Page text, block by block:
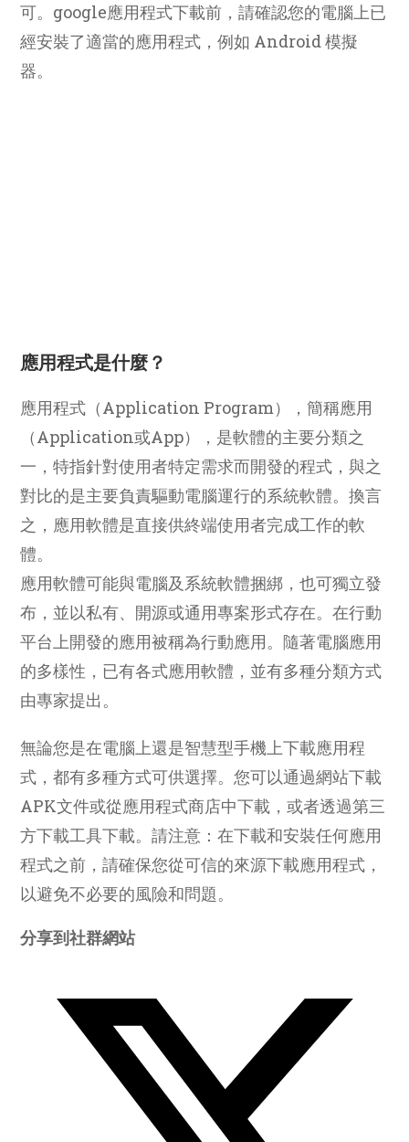
可。google應用程式下載前，請確認您的電腦上已
經安裝了適當的應用程式，例如 Android 模擬
器。
應用程式是什麼？
應用程式（Application Program），簡稱應用
（Application或App），是軟體的主要分類之
一，特指針對使用者特定需求而開發的程式，與之
對比的是主要負責驅動電腦運行的系統軟體。換言
之，應用軟體是直接供終端使用者完成工作的軟
體。
應用軟體可能與電腦及系統軟體捆綁，也可獨立發
布，並以私有、開源或通用專案形式存在。在行動
平台上開發的應用被稱為行動應用。隨著電腦應用
的多樣性，已有各式應用軟體，並有多種分類方式
由專家提出。
無論您是在電腦上還是智慧型手機上下載應用程
式，都有多種方式可供選擇。您可以通過網站下載
APK文件或從應用程式商店中下載，或者透過第三
方下載工具下載。請注意：在下載和安裝任何應用
程式之前，請確保您從可信的來源下載應用程式，
以避免不必要的風險和問題。
分享到社群網站Share